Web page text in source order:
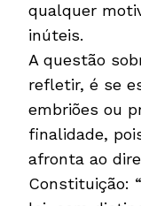
qualquer
inúteis.
A questão
refletir, é se
embriões ou
finalidade,
afronta ao
Constituição: